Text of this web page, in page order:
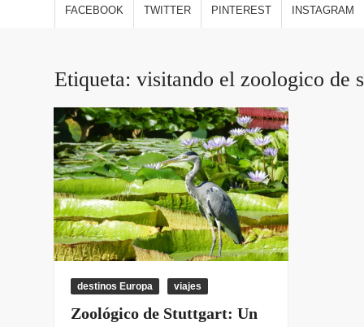
viajes y
FACEBOOK TWITTER PINTEREST INSTAGRAM
Etiqueta:visitando el zoologico de
destinos Europa viajes
Zoológico de Stuttgart: Un